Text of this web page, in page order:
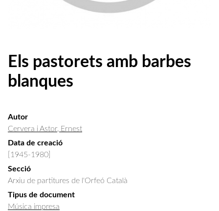
Els pastorets amb barbes
blanques
Autor
Cervera i Astor, Ernest
Data de creació
[1945-1980]
Secció
Arxiu de partitures de l'Orfeó Català
Tipus de document
Música impresa